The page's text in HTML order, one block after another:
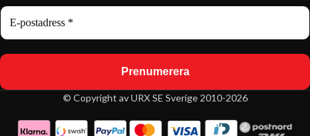
© Copyright av URX SE Sverige 2010-2026